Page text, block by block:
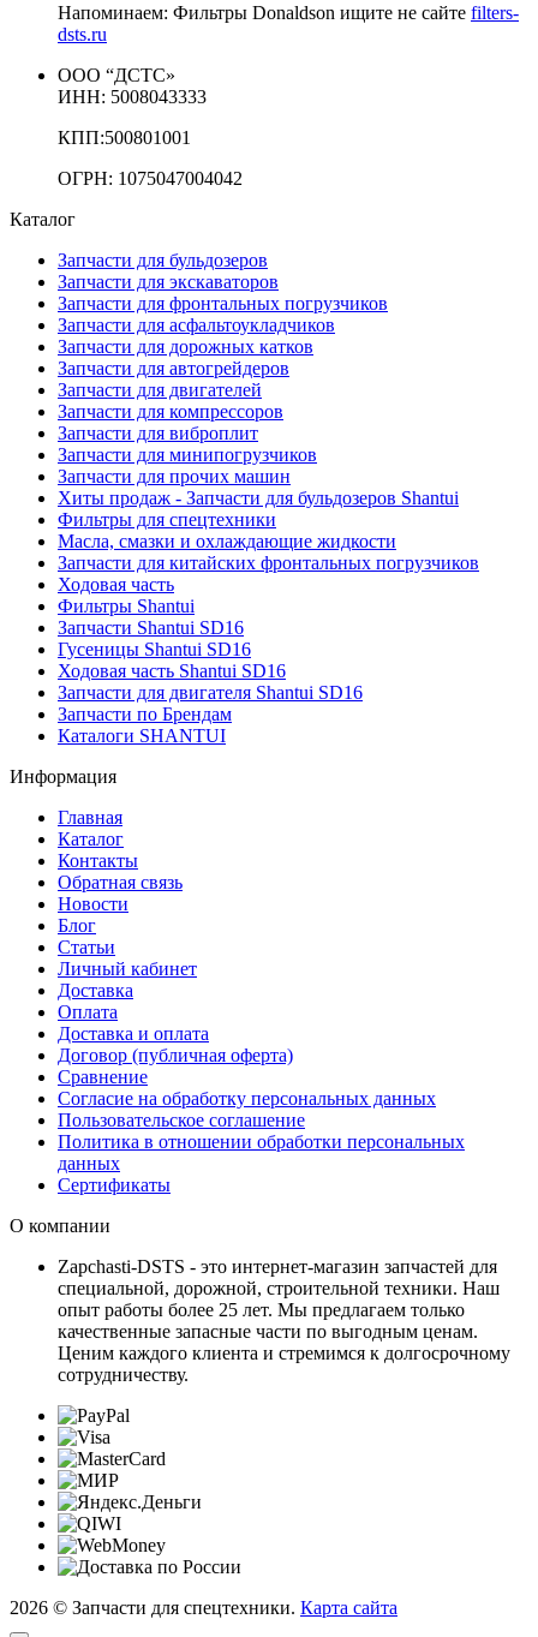
Напоминаем: Фильтры Donaldson ищите не сайте filters-
dsts.ru
ООО “ДСТС»
ИНН: 5008043333
КПП:500801001
ОГРН: 1075047004042
Каталог
Запчасти для бульдозеров
Запчасти для экскаваторов
Запчасти для фронтальных погрузчиков
Запчасти для асфальтоукладчиков
Запчасти для дорожных катков
Запчасти для автогрейдеров
Запчасти для двигателей
Запчасти для компрессоров
Запчасти для виброплит
Запчасти для минипогрузчиков
Запчасти для прочих машин
Хиты продаж - Запчасти для бульдозеров Shantui
Фильтры для спецтехники
Масла, смазки и охлаждающие жидкости
Запчасти для китайских фронтальных погрузчиков
Ходовая часть
Фильтры Shantui
Запчасти Shantui SD16
Гусеницы Shantui SD16
Ходовая часть Shantui SD16
Запчасти для двигателя Shantui SD16
Запчасти по Брендам
Каталоги SHANTUI
Информация
Главная
Каталог
Контакты
Обратная связь
Новости
Блог
Статьи
Личный кабинет
Доставка
Оплата
Доставка и оплата
Договор (публичная оферта)
Сравнение
Согласие на обработку персональных данных
Пользовательское соглашение
Политика в отношении обработки персональных
данных
Сертификаты
О компании
Zapchasti-DSTS - это интернет-магазин запчастей для
специальной, дорожной, строительной техники. Наш
опыт работы более 25 лет. Мы предлагаем только
качественные запасные части по выгодным ценам.
Ценим каждого клиента и стремимся к долгосрочному
сотрудничеству.
2026 © Запчасти для спецтехники. Карта сайта